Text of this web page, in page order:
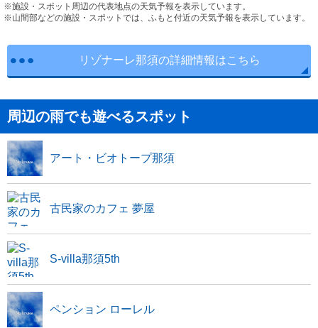
※施設・スポット周辺の代表地点の天気予報を表示しています。
※山間部などの施設・スポットでは、ふもと付近の天気予報を表示しています。
リゾナーレ那須の詳細情報はこちら
周辺の雨でも遊べるスポット
アート・ビオトープ那須
古民家のカフェ 夢屋
S-villa那須5th
ペンション ローレル